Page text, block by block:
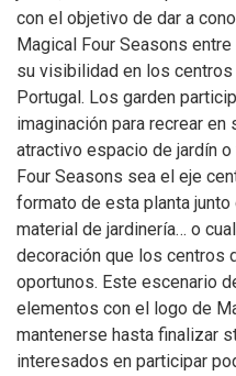
con el objetivo de dar a
Magical Four Seasons
su visibilidad en los centros
Portugal. Los garden
imaginación para recrear
atractivo espacio de jardín
Four Seasons sea el eje
formato de esta planta
material de jardinería… o
decoración que los centros
oportunos. Este escenario
elementos con el logo de
mantenerse hasta finalizar
interesados en participar